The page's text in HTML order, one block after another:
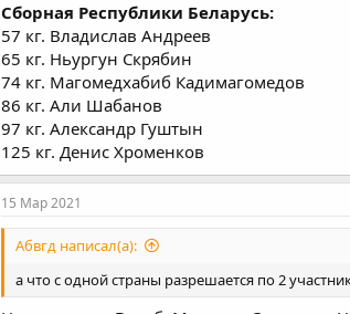
Сборная Республики Беларусь:
57 кг. Владислав Андреев
65 кг. Ньургун Скрябин
74 кг. Магомедхабиб Кадимагомедов
86 кг. Али Шабанов
97 кг. Александр Гуштын
125 кг. Денис Хроменков
15 Мар 2021
Абвгд написал(а):
а что с одной страны разрешается по 2